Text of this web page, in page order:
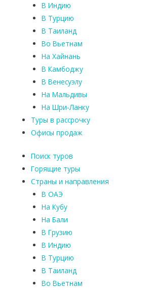
В Индию
В Турцию
В Таиланд
Во Вьетнам
На Хайнань
В Камбоджу
В Венесуэлу
На Мальдивы
На Шри-Ланку
Туры в рассрочку
Офисы продаж
Поиск туров
Горящие туры
Страны и направления
В ОАЭ
На Кубу
На Бали
В Грузию
В Индию
В Турцию
В Таиланд
Во Вьетнам